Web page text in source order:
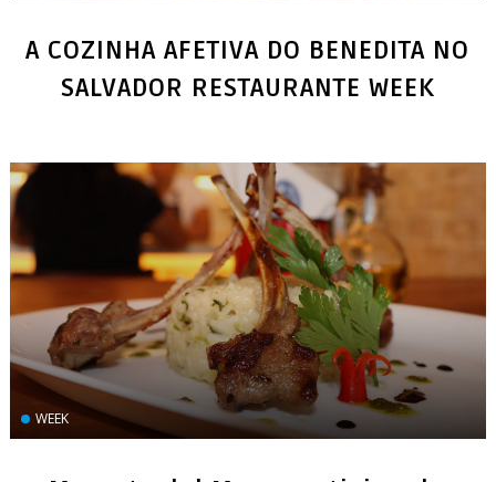
A COZINHA AFETIVA DO BENEDITA NO
SALVADOR RESTAURANTE WEEK
WEEK